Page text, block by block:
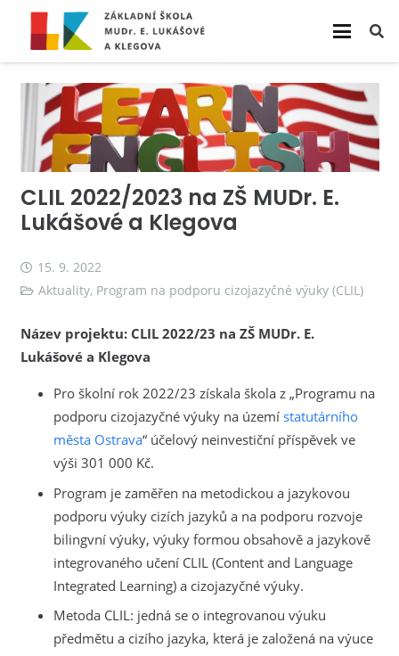
CLIL 2022/2023 na ZŠ MUDr. E.
Lukášové a Klegova
15. 9. 2022
Aktuality, Program na podporu cizojazyčné výuky (CLIL)
Název projektu: CLIL 2022/23 na ZŠ MUDr. E.
Lukášové a Klegova
Pro školní rok 2022/23 získala škola z „Programu na
podporu cizojazyčné výuky na území statutárního
města Ostrava“ účelový neinvestiční příspěvek ve
výši 301 000 Kč.
Program je zaměřen na metodickou a jazykovou
podporu výuky cizích jazyků a na podporu rozvoje
bilingvní výuky, výuky formou obsahově a jazykově
integrovaného učení CLIL (Content and Language
Integrated Learning) a cizojazyčné výuky.
Metoda CLIL: jedná se o integrovanou výuku
předmětu a cizího jazyka, která je založená na výuce